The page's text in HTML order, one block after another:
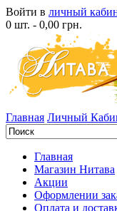
Войти в личный
0 шт. - 0,00 грн.
Главная Личный
Главная
Магазин Нитава
Акции
Оформлении
Оплата и